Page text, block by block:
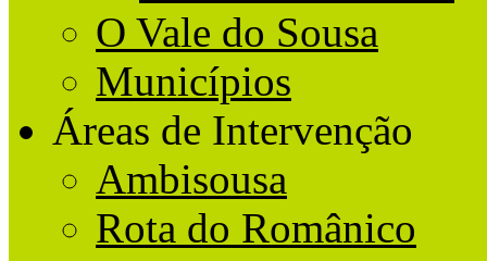
O Vale do Sousa
Municípios
Áreas de Intervenção
Ambisousa
Rota do Românico